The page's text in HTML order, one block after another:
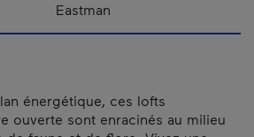
Eastman
énergétique, ces lofts
ouverte sont enracinés au milieu